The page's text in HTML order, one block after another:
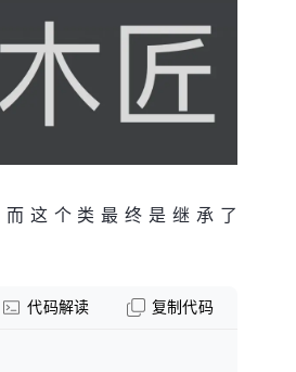
这个类最终是继承了
代码解读 复制代码